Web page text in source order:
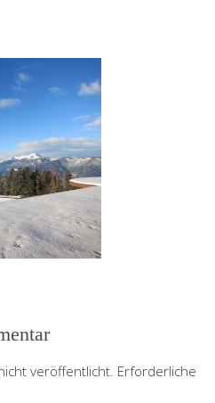
veröffentlicht. Erforderliche